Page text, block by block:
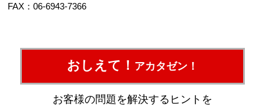
FAX：06-6943-7366
おしえて！ アカタゼン！
お客様の問題を解決するヒントを